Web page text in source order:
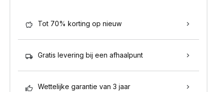
Tot 70% korting op nieuw
Gratis levering bij een afhaalpunt
Wettelijke garantie van 3 jaar